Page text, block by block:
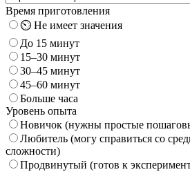
Время приготовления
⏲️ Не имеет значения
До 15 минут
15–30 минут
30–45 минут
45–60 минут
Больше часа
Уровень опыта
Новичок (нужны простые
Любитель (могу справиться со
сложности)
Продвинутый (готов к